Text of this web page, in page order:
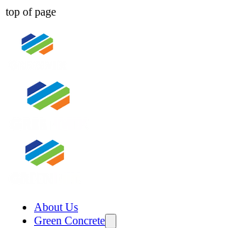
top of page
About Us
Green Concrete